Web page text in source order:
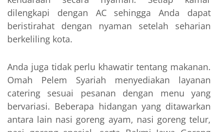
dilengkapi dengan AC sehingga Anda dapat
beristirahat dengan nyaman setelah seharian
berkeliling kota.
Anda juga tidak perlu khawatir tentang makanan.
Omah Pelem Syariah menyediakan layanan
catering sesuai pesanan dengan menu yang
bervariasi. Beberapa hidangan yang ditawarkan
antara lain nasi goreng ayam, nasi goreng telur,